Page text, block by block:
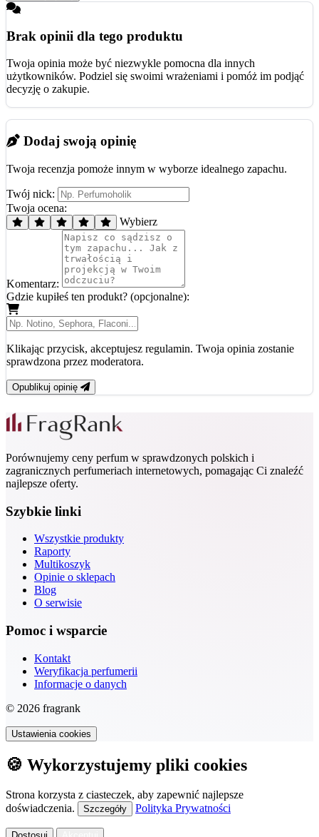
Brak opinii dla tego produktu
Twoja opinia może być niezwykle pomocna dla innych
użytkowników. Podziel się swoimi wrażeniami i pomóż im podjąć
decyzję o zakupie.
Dodaj swoją opinię
Twoja recenzja pomoże innym w wyborze idealnego zapachu.
Twój nick:
Twoja ocena:
Wybierz
Komentarz:
Gdzie kupiłeś ten produkt? (opcjonalne):
Klikając przycisk, akceptujesz regulamin. Twoja opinia zostanie
sprawdzona przez moderatora.
Opublikuj opinię
Porównujemy ceny perfum w sprawdzonych polskich i
zagranicznych perfumeriach internetowych, pomagając Ci znaleźć
najlepsze oferty.
Szybkie linki
Wszystkie produkty
Raporty
Multikoszyk
Opinie o sklepach
Blog
O serwisie
Pomoc i wsparcie
Kontakt
Weryfikacja perfumerii
Informacje o danych
© 2026 fragrank
Ustawienia cookies
🍪 Wykorzystujemy pliki cookies
Strona korzysta z ciasteczek, aby zapewnić najlepsze
doświadczenia.
Szczegóły Polityka Prywatności